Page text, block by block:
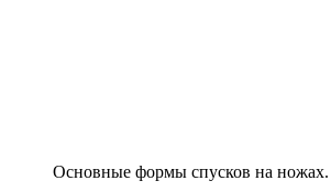
Основные формы спусков на ножах.